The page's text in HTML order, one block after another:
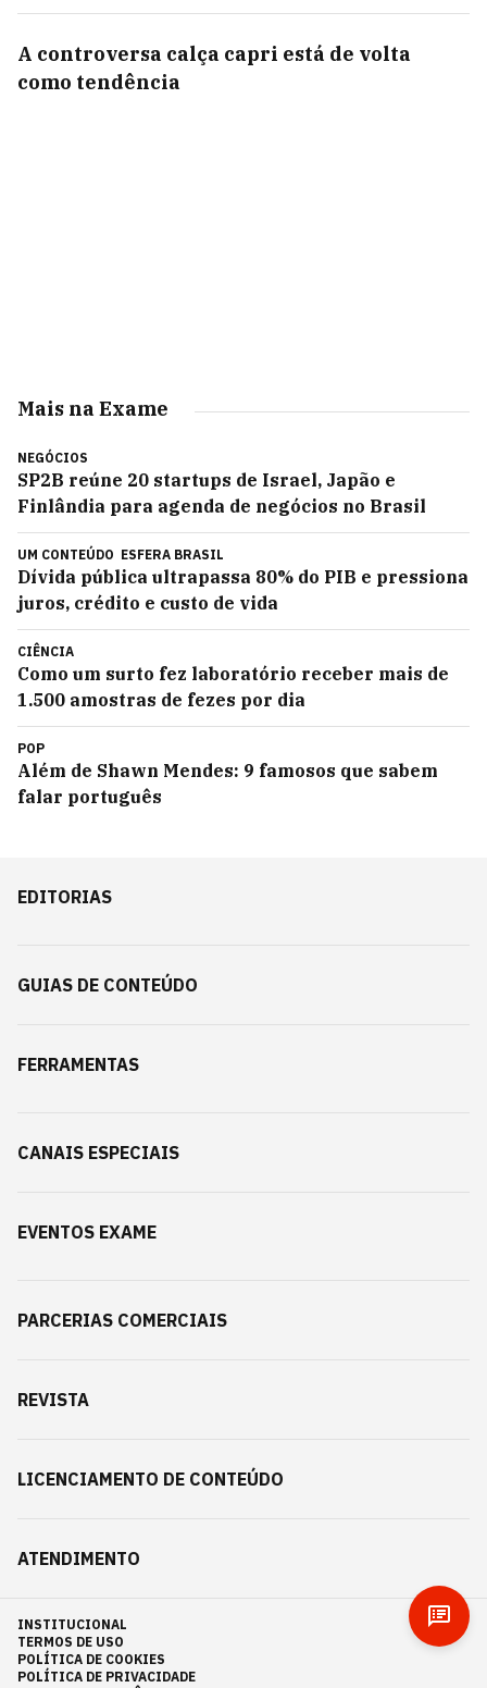
A controversa calça capri está de volta
como tendência
Mais na Exame
NEGÓCIOS
SP2B reúne 20 startups de Israel, Japão e
Finlândia para agenda de negócios no Brasil
UM CONTEÚDO ESFERA BRASIL
Dívida pública ultrapassa 80% do PIB e pressiona
juros, crédito e custo de vida
CIÊNCIA
Como um surto fez laboratório receber mais de
1.500 amostras de fezes por dia
POP
Além de Shawn Mendes: 9 famosos que sabem
falar português
EDITORIAS
GUIAS DE CONTEÚDO
FERRAMENTAS
CANAIS ESPECIAIS
EVENTOS EXAME
PARCERIAS COMERCIAIS
REVISTA
LICENCIAMENTO DE CONTEÚDO
ATENDIMENTO
INSTITUCIONAL
TERMOS DE USO
POLÍTICA DE COOKIES
POLÍTICA DE PRIVACIDADE